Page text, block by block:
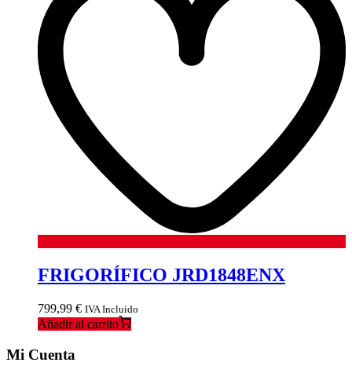
FRIGORÍFICO JRD1848ENX
799,99 € IVA Incluido
Añadir al carrito
Mi Cuenta